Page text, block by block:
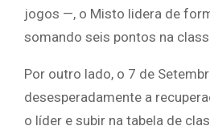
jogos —, o Misto lidera de
somando seis pontos na
​Por outro lado, o 7 de
desesperadamente a
o líder e subir na tabela de